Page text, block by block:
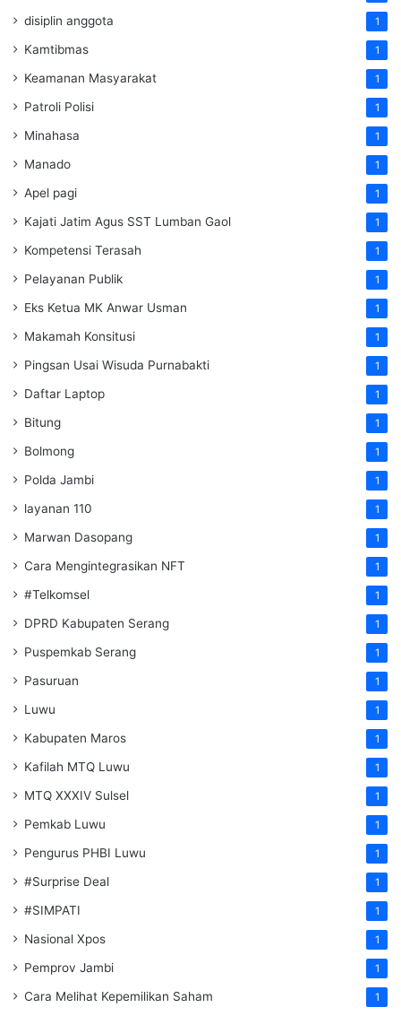
disiplin anggota 1
Kamtibmas 1
Keamanan Masyarakat 1
Patroli Polisi 1
Minahasa 1
Manado 1
Apel pagi 1
Kajati Jatim Agus SST Lumban Gaol 1
Kompetensi Terasah 1
Pelayanan Publik 1
Eks Ketua MK Anwar Usman 1
Makamah Konsitusi 1
Pingsan Usai Wisuda Purnabakti 1
Daftar Laptop 1
Bitung 1
Bolmong 1
Polda Jambi 1
layanan 110 1
Marwan Dasopang 1
Cara Mengintegrasikan NFT 1
#Telkomsel 1
DPRD Kabupaten Serang 1
Puspemkab Serang 1
Pasuruan 1
Luwu 1
Kabupaten Maros 1
Kafilah MTQ Luwu 1
MTQ XXXIV Sulsel 1
Pemkab Luwu 1
Pengurus PHBI Luwu 1
#Surprise Deal 1
#SIMPATI 1
Nasional Xpos 1
Pemprov Jambi 1
Cara Melihat Kepemilikan Saham 1